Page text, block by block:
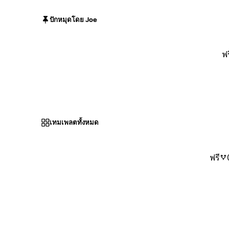
ปักหมุดโดย Joe
ฟ
เทมเพลตทั้งหมด
ฟรี